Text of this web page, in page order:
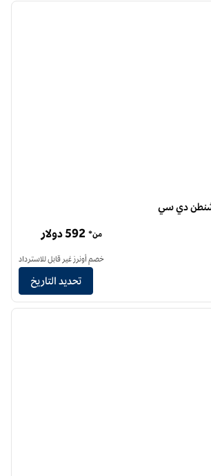
الصورة
دي سي
والدورف أستوريا واشنطن العاصمة
من* 592 دولار
خصم أونرز غير قابل للاسترداد
تحديد التاريخ
1
/
12
الصورة